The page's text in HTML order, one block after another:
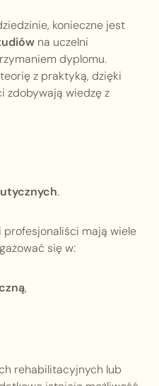
konieczne jest
na uczelni
dyplomu.
z praktyką, dzięki
zdobywają wiedzę z
.
profesjonaliści mają wiele
się w:
,
rehabilitacyjnych lub